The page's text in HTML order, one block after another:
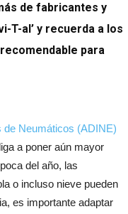
de fabricantes y
T-al’ y recuerda a los
para
de Neumáticos (ADINE)
a poner aún mayor
del año, las
o incluso nieve pueden
es importante adaptar